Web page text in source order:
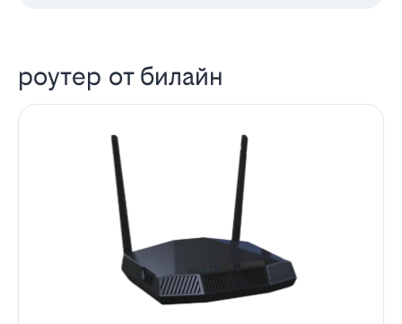
роутер от билайн